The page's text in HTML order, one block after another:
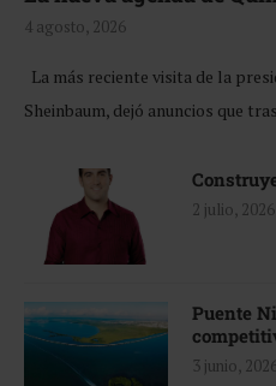
4 agosto, 2026
La más reciente visita de la
Sheinbaum, dejó anuncios que
2 julio, 2026
Puente
3 junio,